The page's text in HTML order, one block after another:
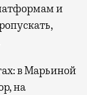
и
в Марьиной
на